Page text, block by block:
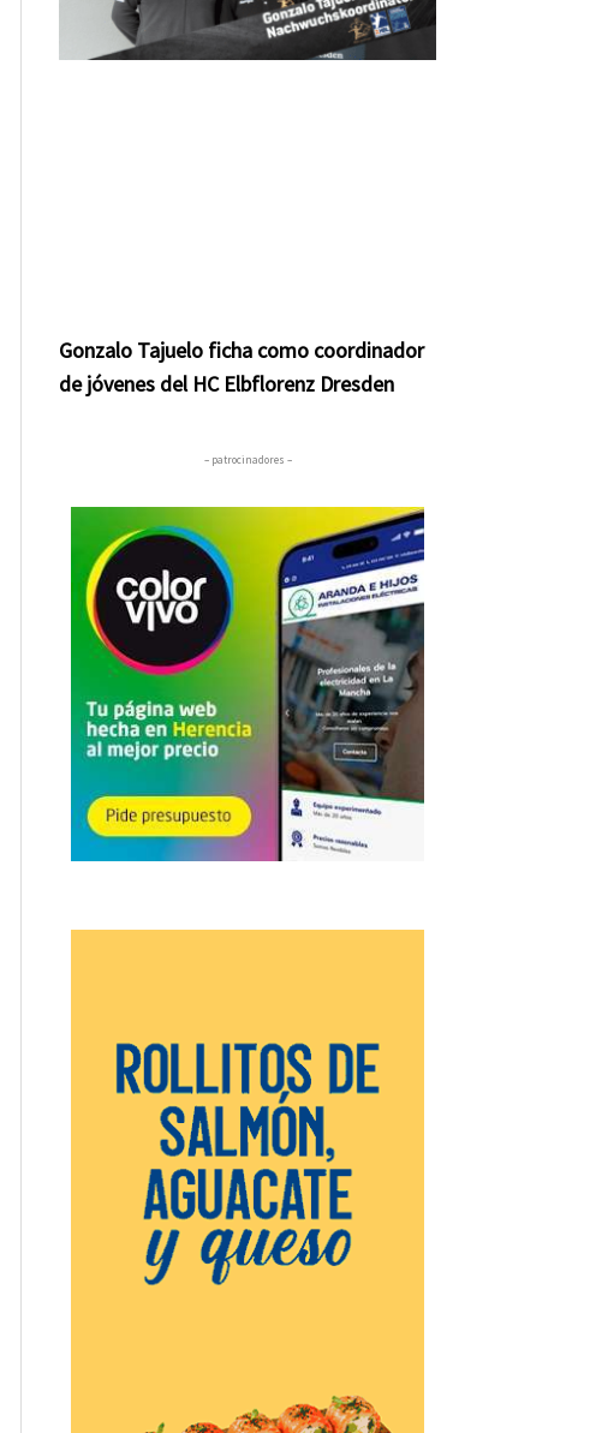
Gonzalo Tajuelo ficha como coordinador
de jóvenes del HC Elbflorenz Dresden
– patrocinadores –